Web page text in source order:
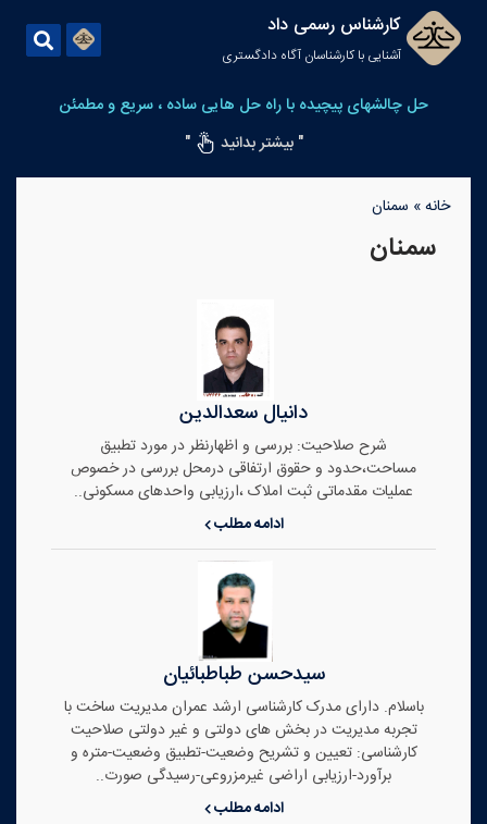
کارشناس رسمی داد
آشنایی با کارشناسان آگاه دادگستری
حل چالشهای پیچیده با راه حل هایی ساده ، سریع و مطمئن
" بیشتر بدانید
"
خانه» سمنان
سمنان
دانیال سعدالدین
شرح صلاحیت: بررسی و اظهارنظر در مورد تطبیق
مساحت،حدود و حقوق ارتفاقی درمحل بررسی در خصوص
عملیات مقدماتی ثبت املاک ،ارزیابی واحدهای مسکونی..
ادامه مطلب
سیدحسن طباطبائیان
باسلام. دارای مدرک کارشناسی ارشد عمران مدیریت ساخت با
تجربه مدیریت در بخش های دولتی و غیر دولتی صلاحیت
کارشناسی: تعیین و تشریح وضعیت-تطبیق وضعیت-متره و
برآورد-ارزیابی اراضی غیرمزروعی-رسیدگی صورت..
ادامه مطلب